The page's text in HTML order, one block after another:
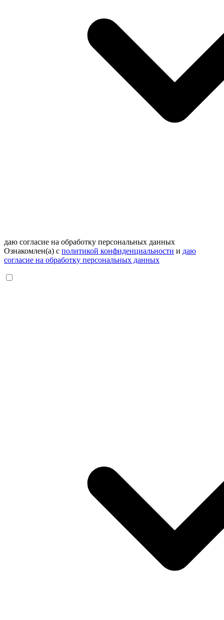
даю согласие на обработку персональных данных
Ознакомлен(а) с политикой конфиденциальности и даю
согласие на обработку персональных данных